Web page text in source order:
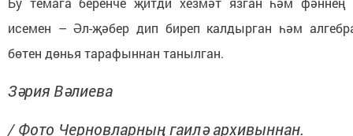
исемен – Әл-җәбер дип биреп калдырган һәм
бөтен дөнья тарафыннан танылган.
Зәрия Вәлиева
/ Фото Черновларның гаилә архивыннан.